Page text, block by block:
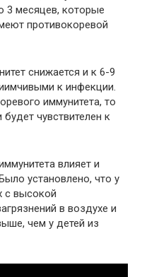
3 месяцев, которые
противокоревой
снижается и к 6-9
к инфекции.
иммунитета, то
чувствителен к
влияет и
установлено, что у
с высокой
в воздухе и
чем у детей из